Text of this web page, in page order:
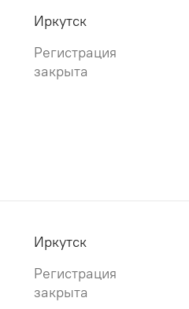
Иркутск
Регистрация
закрыта
Иркутск
Регистрация
закрыта